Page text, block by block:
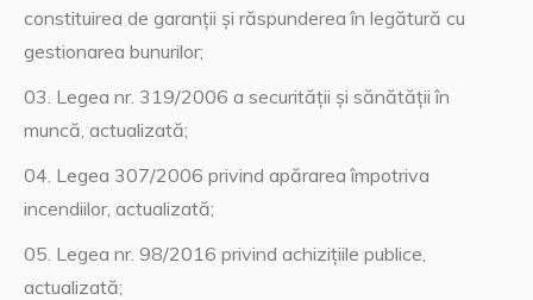
constituirea de garanţii şi răspunderea în legătură cu
gestionarea bunurilor;
Legea nr. 319/2006 a securităţii şi sănătăţii în
muncă, actualizată;
Legea 307/2006 privind apărarea împotriva
incendiilor, actualizată;
Legea nr. 98/2016 privind achizițiile publice,
actualizată;